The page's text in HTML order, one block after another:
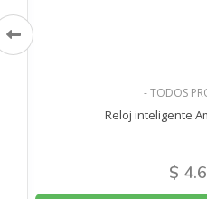
- TODOS
Reloj inteligente
$